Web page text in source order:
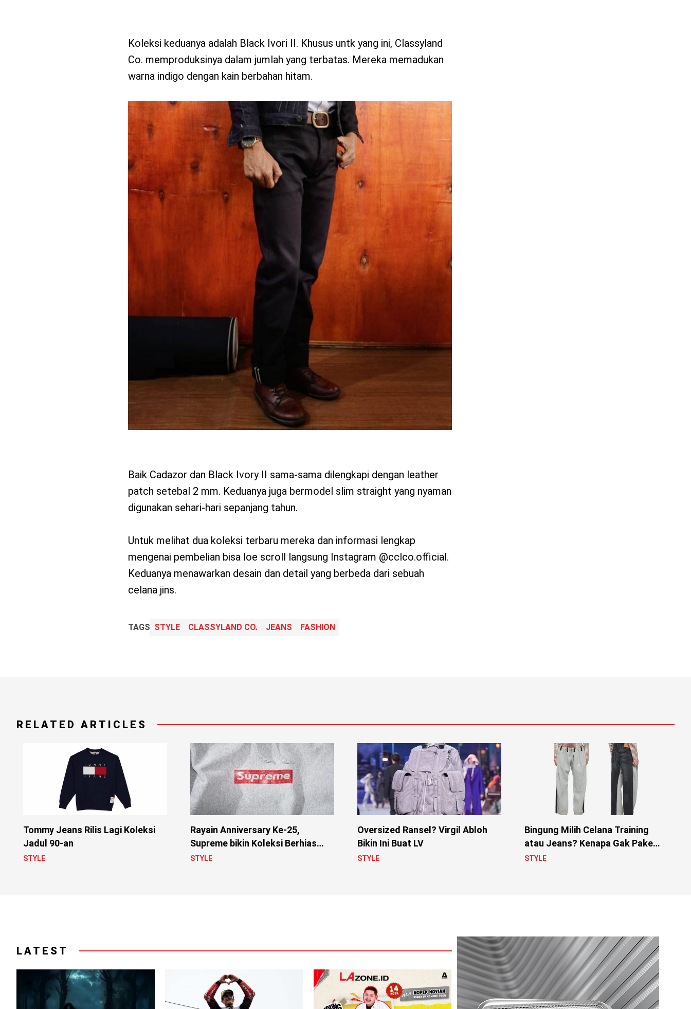
Koleksi keduanya adalah Black Ivori II. Khusus untk yang ini, Classyland
Co. memproduksinya dalam jumlah yang terbatas. Mereka memadukan
warna indigo dengan kain berbahan hitam.
Baik Cadazor dan Black Ivory II sama-sama dilengkapi dengan leather
patch setebal 2 mm. Keduanya juga bermodel slim straight yang nyaman
digunakan sehari-hari sepanjang tahun.
Untuk melihat dua koleksi terbaru mereka dan informasi lengkap
mengenai pembelian bisa loe scroll langsung Instagram @cclco.official.
Keduanya menawarkan desain dan detail yang berbeda dari sebuah
celana jins.
TAGS STYLE CLASSYLAND CO. JEANS FASHION
RELATED ARTICLES
Tommy Jeans Rilis Lagi Koleksi
Jadul 90-an
STYLE
Rayain Anniversary Ke-25,
Supreme bikin Koleksi Berhias
Swarovski
STYLE
Oversized Ransel? Virgil Abloh
Bikin Ini Buat LV
STYLE
Bingung Milih Celana Training
atau Jeans? Kenapa Gak Pake
Keduanya!
STYLE
LATEST